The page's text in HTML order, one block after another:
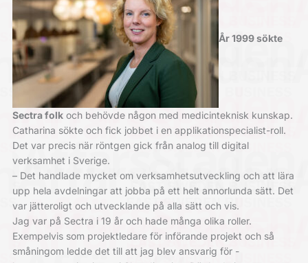
År 1999 sökte
Sectra folkoch behövde någon med medicin­teknisk kunskap.
Catharina sökte och fick jobbet i en applikationspecialist-roll.
Det var precis när röntgen gick från analog till digital
verksamhet i Sverige.
– Det handlade mycket om verksamhetsutveckling och att lära
upp hela avdelningar att jobba på ett helt annorlunda sätt. Det
var jätteroligt och utvecklande på alla sätt och vis.
Jag var på Sectra i 19 år och hade många olika roller.
Exempelvis som projektledare för införande projekt och så
småningom ledde det till att jag blev ansvarig för ­